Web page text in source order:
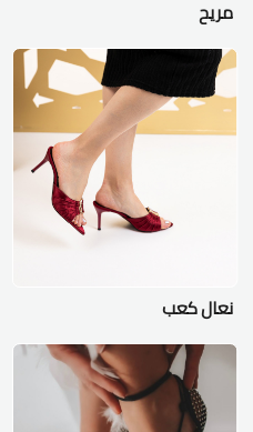
مريح
نعال كعب